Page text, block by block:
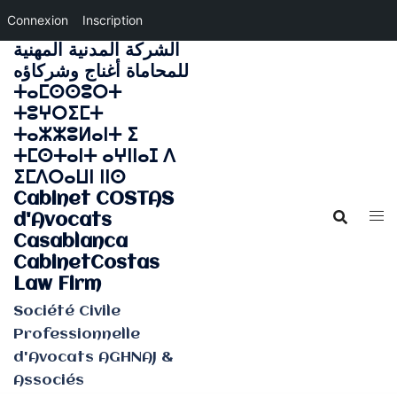
Connexion Inscription
Aller
au
contenu
الشركة المدنية المهنية
للمحاماة أغناج وشركاؤه
ⵜⴰⵎⵙⵙⵓⵔⵜ
ⵜⵓⵖⵔⵉⵎⵜ
ⵜⴰⵣⵣⵓⵍⴰⵏⵜ ⵉ
ⵜⵎⵙⵜⴰⵏⵜ ⴰⵖⵏⵏⴰⵊ ⴷ
ⵉⵎⴷⵔⴰⵡⵏ ⵏⵏⵙ
Cabinet COSTAS
d'Avocats
Casablanca
CabinetCostas
Law Firm
Société Civile
Professionnelle
d'Avocats AGHNAJ &
Associés